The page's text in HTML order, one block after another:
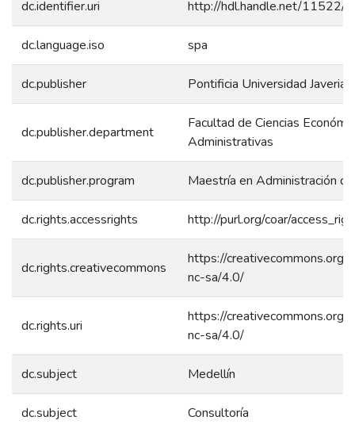
dc.identifier.uri http://hdl.handle.net/11522/
dc.language.iso spa
dc.publisher Pontificia Universidad
dc.publisher.department
Facultad de Ciencias
Administrativas
dc.publisher.program Maestría en Administración
dc.rights.accessrights http://purl.org/coar/
dc.rights.creativecommons
https://creativecommons.org/
nc-sa/4.0/
dc.rights.uri
https://creativecommons.org/
nc-sa/4.0/
dc.subject Medellín
dc.subject Consultoría